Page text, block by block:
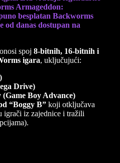
Armageddon:
besplatan Backworms
od danas dostupan na
spoj 8-bitnih, 16-bitnih i
igara, uključujući:
Drive)
Boy Advance)
“Boggy B” koji otključava
igrači iz zajednice i tražili